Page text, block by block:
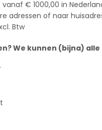
€ 1000,00 in
adressen of naar
Btw
We kunnen (bijna)